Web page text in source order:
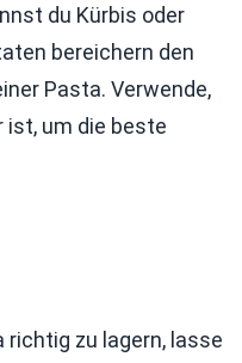
du Kürbis oder
bereichern den
Pasta. Verwende,
ist, um die beste
richtig zu lagern, lasse